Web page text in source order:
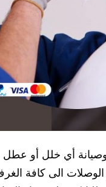
وصيانة أي خلل أو
و الوصلات الى كافة